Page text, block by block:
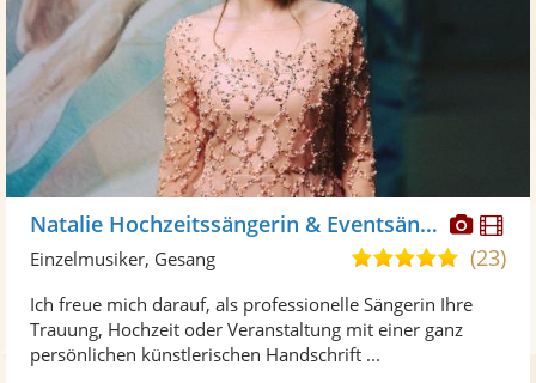
Natalie Hochzeitssängerin & Eventsängerin
5,0
5
(23)
Einzelmusiker, Gesang
Ich freue mich darauf, als professionelle Sängerin Ihre
Trauung, Hochzeit oder Veranstaltung mit einer ganz
persönlichen künstlerischen Handschrift ...